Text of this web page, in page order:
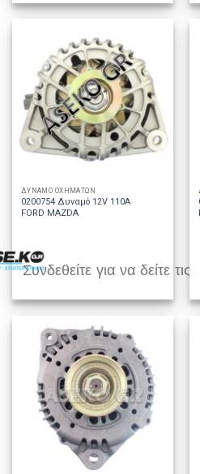
ΔΥΝΑΜΟ ΟΧΗΜΑΤΩΝ
0200754 Δυναμό 12V 110A
FORD MAZDA
Συνδεθείτε για να δείτε τις